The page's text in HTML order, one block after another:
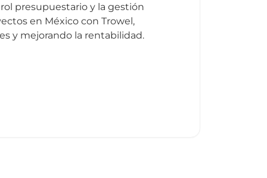
presupuestario y la gestión
en México con Trowel,
y mejorando la rentabilidad.